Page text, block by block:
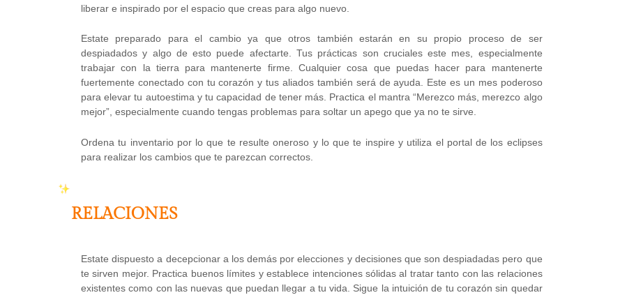
liberar e inspirado por el espacio que creas para algo nuevo.
Estate preparado para el cambio ya que otros también estarán en su propio proceso de ser
despiadados y algo de esto puede afectarte. Tus prácticas son cruciales este mes, especialmente
trabajar con la tierra para mantenerte firme. Cualquier cosa que puedas hacer para mantenerte
fuertemente conectado con tu corazón y tus aliados también será de ayuda. Este es un mes poderoso
para elevar tu autoestima y tu capacidad de tener más. Practica el mantra “Merezco más, merezco algo
mejor”, especialmente cuando tengas problemas para soltar un apego que ya no te sirve.
Ordena tu inventario por lo que te resulte oneroso y lo que te inspire y utiliza el portal de los eclipses
para realizar los cambios que te parezcan correctos.
RELACIONES
Estate dispuesto a decepcionar a los demás por elecciones y decisiones que son despiadadas pero que
te sirven mejor. Practica buenos límites y establece intenciones sólidas al tratar tanto con las relaciones
existentes como con las nuevas que puedan llegar a tu vida. Sigue la intuición de tu corazón sin quedar